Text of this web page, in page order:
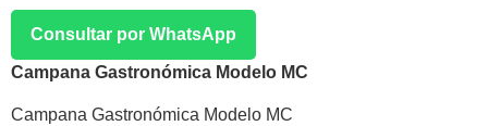
Consultar por WhatsApp
Campana Gastronómica Modelo MC
Campana Gastronómica Modelo MC